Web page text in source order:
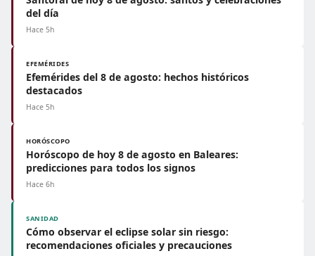
del día
Hace 5h
EFEMÉRIDES
Efemérides del 8 de agosto: hechos históricos
destacados
Hace 5h
HORÓSCOPO
Horóscopo de hoy 8 de agosto en Baleares:
predicciones para todos los signos
Hace 6h
SANIDAD
Cómo observar el eclipse solar sin riesgo:
recomendaciones oficiales y precauciones